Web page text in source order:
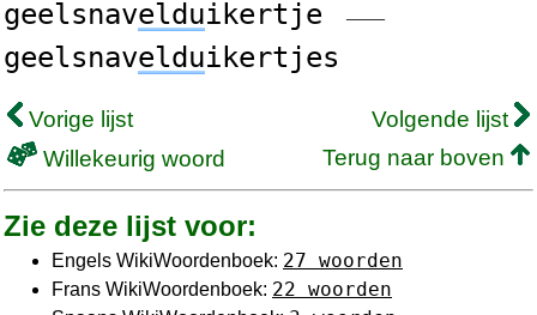
geelsnavelduikertje ——
geelsnavelduikertjes
Vorige lijst
Volgende lijst
Willekeurig woord
Terug naar boven
Zie deze lijst voor:
Engels WikiWoordenboek: 27 woorden
Frans WikiWoordenboek: 22 woorden